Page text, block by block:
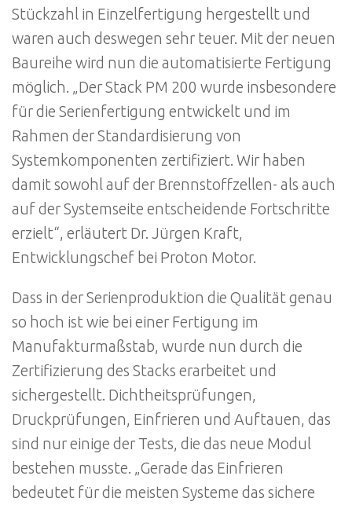
Stückzahl in Einzelfertigung hergestellt und
waren auch deswegen sehr teuer. Mit der neuen
Baureihe wird nun die automatisierte Fertigung
möglich. „Der Stack PM 200 wurde insbesondere
für die Serienfertigung entwickelt und im
Rahmen der Standardisierung von
Systemkomponenten zertifiziert. Wir haben
damit sowohl auf der Brennstoffzellen- als auch
auf der Systemseite entscheidende Fortschritte
erzielt“, erläutert Dr. Jürgen Kraft,
Entwicklungschef bei Proton Motor.
Dass in der Serienproduktion die Qualität genau
so hoch ist wie bei einer Fertigung im
Manufakturmaßstab, wurde nun durch die
Zertifizierung des Stacks erarbeitet und
sichergestellt. Dichtheitsprüfungen,
Druckprüfungen, Einfrieren und Auftauen, das
sind nur einige der Tests, die das neue Modul
bestehen musste. „Gerade das Einfrieren
bedeutet für die meisten Systeme das sichere